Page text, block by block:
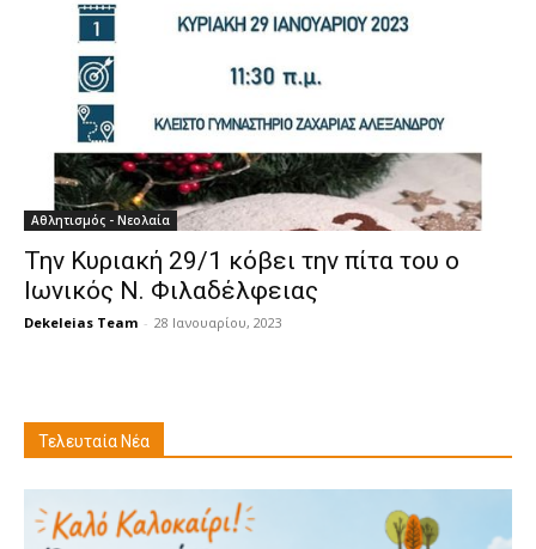
Αθλητισμός - Νεολαία
Την Κυριακή 29/1 κόβει την πίτα του ο
Ιωνικός Ν. Φιλαδέλφειας
Dekeleias Team - 28 Ιανουαρίου, 2023
Τελευταία Νέα